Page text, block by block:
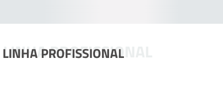
LINHA PROFISSIONAL
LINHA PROFISSIONAL